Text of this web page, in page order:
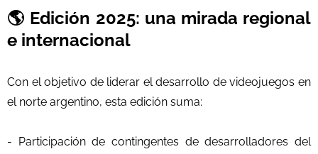
🌎 Edición 2025: una mirada regional
e internacional
Con el objetivo de liderar el desarrollo de videojuegos en
el norte argentino, esta edición suma:
- Participación de contingentes de desarrolladores del